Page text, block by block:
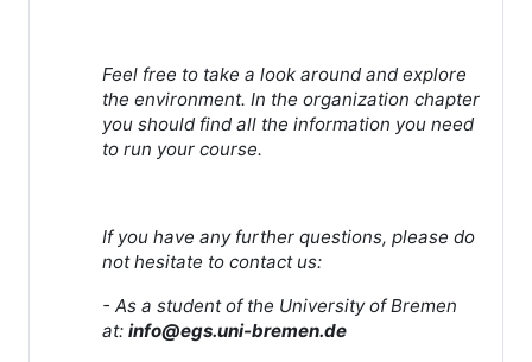
Feel free to take a look around and explore
the environment. In the organization chapter
you should find all the information you need
to run your course.
If you have any further questions, please do
not hesitate to contact us:
- As a student of the University of Bremen
at: info@egs.uni-bremen.de